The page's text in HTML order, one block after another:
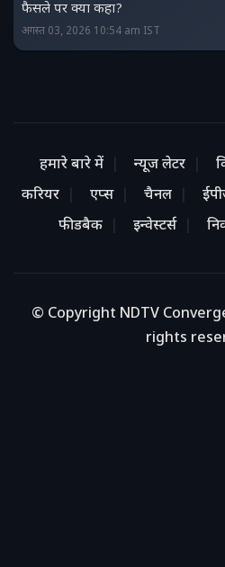
फैसले पर क्‍या कहा?
अगस्त 03, 2026 10:54 am IST
हमारे बारे में न्यूज लेटर
करियर
एप्स चैनल
फीडबैक
इन्वेस्टर्स
© Copyright NDTV
rights